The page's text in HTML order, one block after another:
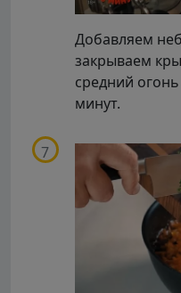
Добавляем
закрываем
средний
минут.